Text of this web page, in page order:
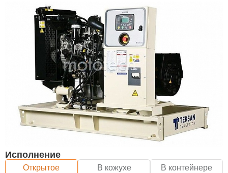
Исполнение
Открытое В кожухе В контейнере